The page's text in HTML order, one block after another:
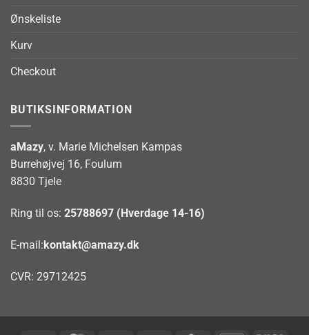
Ønskeliste
Kurv
Checkout
BUTIKSINFORMATION
aMazy, v. Marie Michelsen Kampas
Burrehøjvej 16, Foulum
8830 Tjele
Ring til os: 25788697 (Hverdage 14-16)
E-mail:kontakt@amazy.dk
CVR: 29712425